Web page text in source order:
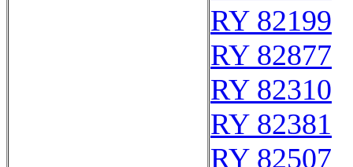
RY 82199
RY 82877
RY 82310
RY 82381
RY 82507